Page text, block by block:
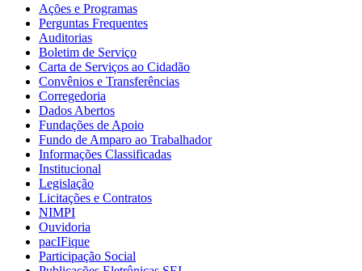
Ações e Programas
Perguntas Frequentes
Auditorias
Boletim de Serviço
Carta de Serviços ao Cidadão
Convênios e Transferências
Corregedoria
Dados Abertos
Fundações de Apoio
Fundo de Amparo ao Trabalhador
Informações Classificadas
Institucional
Legislação
Licitações e Contratos
NIMPI
Ouvidoria
pacIFique
Participação Social